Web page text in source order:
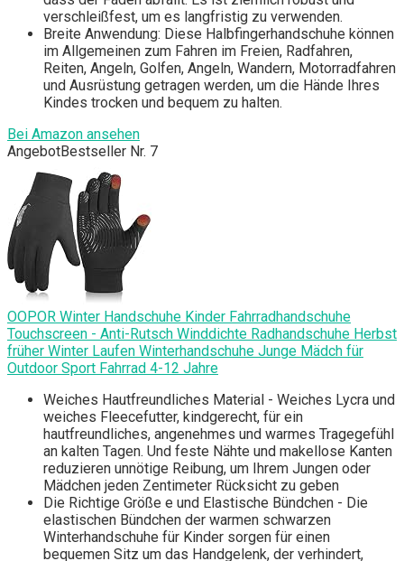
verschleißfest, um es langfristig zu verwenden.
Breite Anwendung: Diese Halbfingerhandschuhe können
im Allgemeinen zum Fahren im Freien, Radfahren,
Reiten, Angeln, Golfen, Angeln, Wandern, Motorradfahren
und Ausrüstung getragen werden, um die Hände Ihres
Kindes trocken und bequem zu halten.
Bei Amazon ansehen
AngebotBestseller Nr. 7
OOPOR Winter Handschuhe Kinder Fahrradhandschuhe
Touchscreen - Anti-Rutsch Winddichte Radhandschuhe Herbst
früher Winter Laufen Winterhandschuhe Junge Mädch für
Outdoor Sport Fahrrad 4-12 Jahre
Weiches Hautfreundliches Material - Weiches Lycra und
weiches Fleecefutter, kindgerecht, für ein
hautfreundliches, angenehmes und warmes Tragegefühl
an kalten Tagen. Und feste Nähte und makellose Kanten
reduzieren unnötige Reibung, um Ihrem Jungen oder
Mädchen jeden Zentimeter Rücksicht zu geben
Die Richtige Größe e und Elastische Bündchen - Die
elastischen Bündchen der warmen schwarzen
Winterhandschuhe für Kinder sorgen für einen
bequemen Sitz um das Handgelenk, der verhindert,